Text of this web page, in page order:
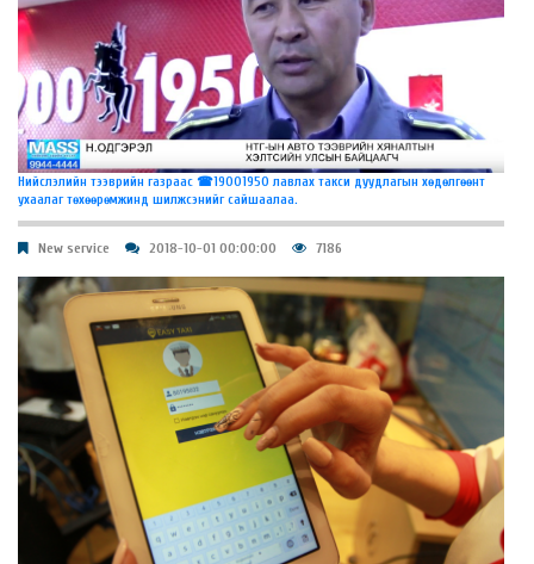
Нийслэлийн тээврийн газраас ☎19001950 лавлах такси дуудлагын хөдөлгөөнт
ухаалаг төхөөрөмжинд шилжсэнийг сайшаалаа.
New service 2018-10-01 00:00:00 7186